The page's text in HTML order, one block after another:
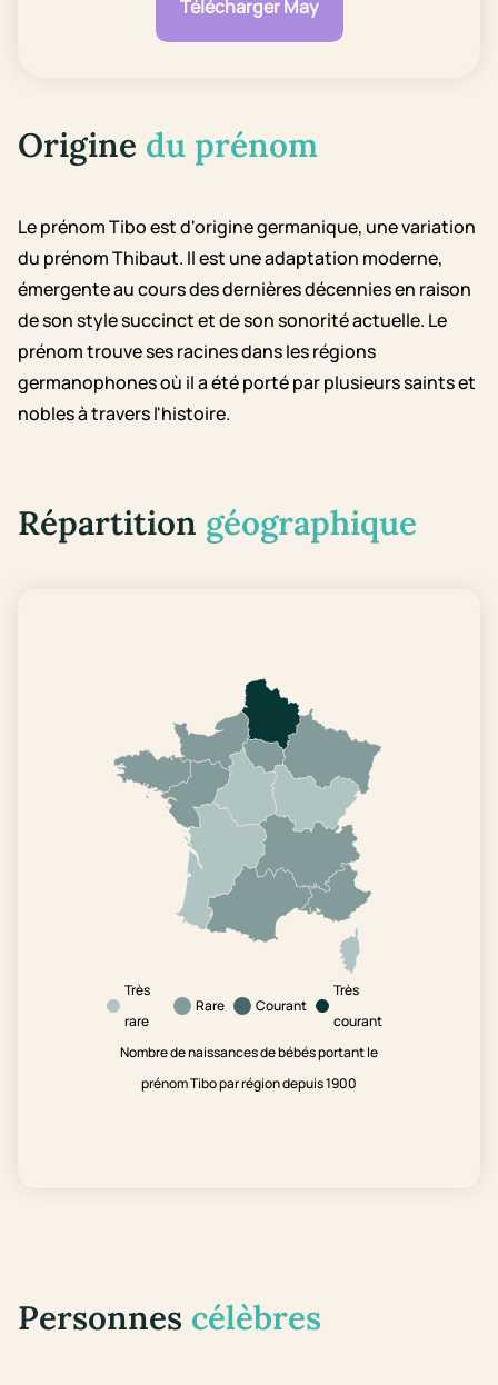
Télécharger May
Origine du prénom
Le prénom Tibo est d'origine germanique, une variation
du prénom Thibaut. Il est une adaptation moderne,
émergente au cours des dernières décennies en raison
de son style succinct et de son sonorité actuelle. Le
prénom trouve ses racines dans les régions
germanophones où il a été porté par plusieurs saints et
nobles à travers l'histoire.
Répartition géographique
Très
rare
Rare Courant
Très
courant
Nombre de naissances de bébés portant le
prénom Tibo par région depuis 1900
Personnes célèbres